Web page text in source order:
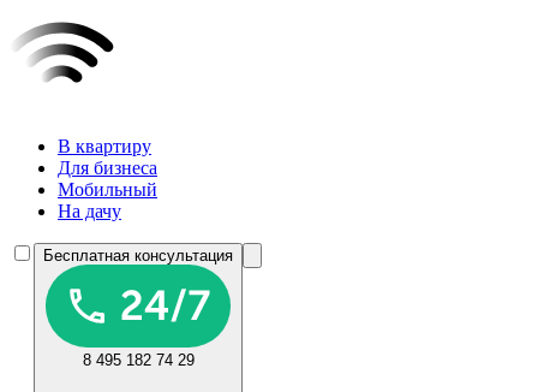
В квартиру
Для бизнеса
Мобильный
На дачу
Бесплатная консультация
8 495 182 74 29